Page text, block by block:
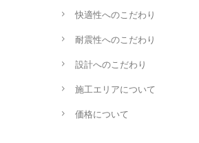
快適性へのこだわり
耐震性へのこだわり
設計へのこだわり
施工エリアについて
価格について